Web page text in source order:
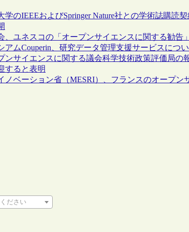
のIEEEおよびSpringer Nature社との学術誌購読
、ユネスコの「オープンサイエンスに関する勧告
アムCouperin、研究データ管理支援サービスにつ
サイエンスに関する議会科学技術政策評価局の
すると表明
ノベーション省（MESRI）、フランスのオープン
ださい